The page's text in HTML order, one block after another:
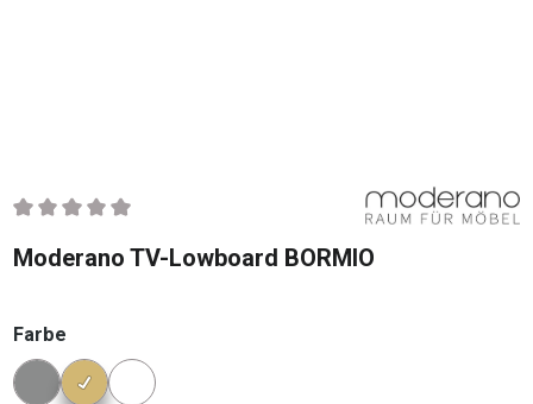
Durchschnittliche Bewertung von 0 von 5 Sternen
Moderano TV-Lowboard BORMIO
Farbe
Konfigurator Farbe